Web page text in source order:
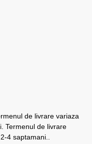
de livrare variaza
Termenul de livrare
4 saptamani..